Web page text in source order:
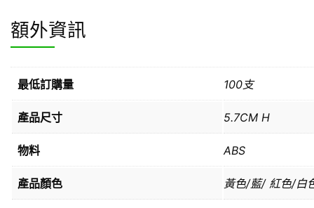
額外資訊
最低訂購量 100支
產品尺寸 5.7CM H
物料 ABS
產品顏色 黃色/藍/ 紅色/白